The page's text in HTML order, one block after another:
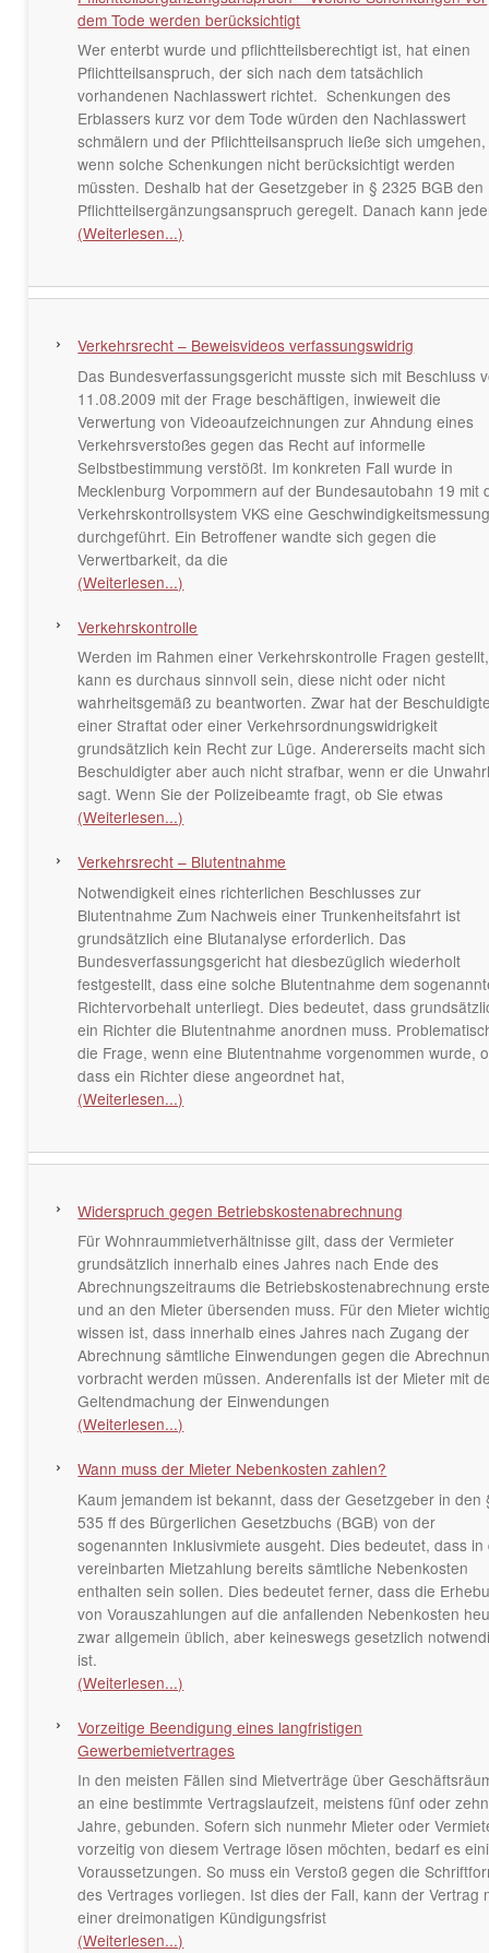
dem Tode werden berücksichtigt
Wer enterbt wurde und pflichtteilsberechtigt ist, hat einen
Pflichtteilsanspruch, der sich nach dem tatsächlich
vorhandenen Nachlasswert richtet. Schenkungen des
Erblassers kurz vor dem Tode würden den Nachlasswert
schmälern und der Pflichtteilsanspruch ließe sich umgehen,
wenn solche Schenkungen nicht berücksichtigt werden
müssten. Deshalb hat der Gesetzgeber in § 2325 BGB den
Pflichtteilsergänzungsanspruch geregelt. Danach kann
(Weiterlesen...)
Verkehrsrecht – Beweisvideos verfassungswidrig
Das Bundesverfassungsgericht musste sich mit Beschluss
11.08.2009 mit der Frage beschäftigen, inwieweit die
Verwertung von Videoaufzeichnungen zur Ahndung eines
Verkehrsverstoßes gegen das Recht auf informelle
Selbstbestimmung verstößt. Im konkreten Fall wurde in
Mecklenburg Vorpommern auf der Bundesautobahn 19 mit
Verkehrskontrollsystem VKS eine
durchgeführt. Ein Betroffener wandte sich gegen die
Verwertbarkeit, da die
(Weiterlesen...)
Verkehrskontrolle
Werden im Rahmen einer Verkehrskontrolle Fragen gestellt,
kann es durchaus sinnvoll sein, diese nicht oder nicht
wahrheitsgemäß zu beantworten. Zwar hat der
einer Straftat oder einer Verkehrsordnungswidrigkeit
grundsätzlich kein Recht zur Lüge. Andererseits macht
Beschuldigter aber auch nicht strafbar, wenn er die
sagt. Wenn Sie der Polizeibeamte fragt, ob Sie etwas
(Weiterlesen...)
Verkehrsrecht – Blutentnahme
Notwendigkeit eines richterlichen Beschlusses zur
Blutentnahme Zum Nachweis einer Trunkenheitsfahrt ist
grundsätzlich eine Blutanalyse erforderlich. Das
Bundesverfassungsgericht hat diesbezüglich wiederholt
festgestellt, dass eine solche Blutentnahme dem
Richtervorbehalt unterliegt. Dies bedeutet, dass
ein Richter die Blutentnahme anordnen muss.
die Frage, wenn eine Blutentnahme vorgenommen wurde,
dass ein Richter diese angeordnet hat,
(Weiterlesen...)
Widerspruch gegen Betriebskostenabrechnung
Für Wohnraummietverhältnisse gilt, dass der Vermieter
grundsätzlich innerhalb eines Jahres nach Ende des
Abrechnungszeitraums die Betriebskostenabrechnung
und an den Mieter übersenden muss. Für den Mieter
wissen ist, dass innerhalb eines Jahres nach Zugang der
Abrechnung sämtliche Einwendungen gegen die
vorbracht werden müssen. Anderenfalls ist der Mieter mit
Geltendmachung der Einwendungen
(Weiterlesen...)
Wann muss der Mieter Nebenkosten zahlen?
Kaum jemandem ist bekannt, dass der Gesetzgeber in den
535 ff des Bürgerlichen Gesetzbuchs (BGB) von der
sogenannten Inklusivmiete ausgeht. Dies bedeutet, dass in
vereinbarten Mietzahlung bereits sämtliche Nebenkosten
enthalten sein sollen. Dies bedeutet ferner, dass die
von Vorauszahlungen auf die anfallenden Nebenkosten
zwar allgemein üblich, aber keineswegs gesetzlich
ist.
(Weiterlesen...)
Vorzeitige Beendigung eines langfristigen
Gewerbemietvertrages
In den meisten Fällen sind Mietverträge über
an eine bestimmte Vertragslaufzeit, meistens fünf oder zehn
Jahre, gebunden. Sofern sich nunmehr Mieter oder
vorzeitig von diesem Vertrage lösen möchten, bedarf es
Voraussetzungen. So muss ein Verstoß gegen die
des Vertrages vorliegen. Ist dies der Fall, kann der Vertrag
einer dreimonatigen Kündigungsfrist
(Weiterlesen...)